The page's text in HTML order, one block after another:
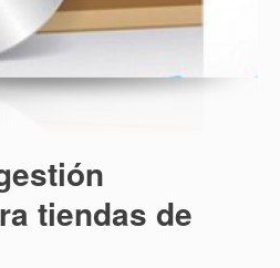
tiendas de